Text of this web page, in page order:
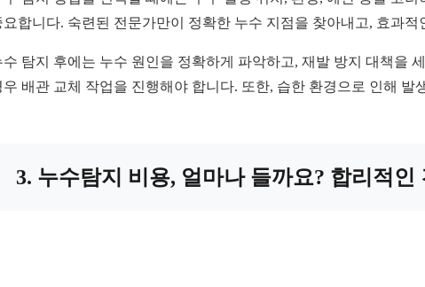
요합니다. 숙련된 전문가만이 정확한 누수 지점을 찾아내고, 효과
수 탐지 후에는 누수 원인을 정확하게 파악하고, 재발 방지 대책을
우 배관 교체 작업을 진행해야 합니다. 또한, 습한 환경으로 인해
3. 누수탐지 비용, 얼마나 들까요? 합리적인